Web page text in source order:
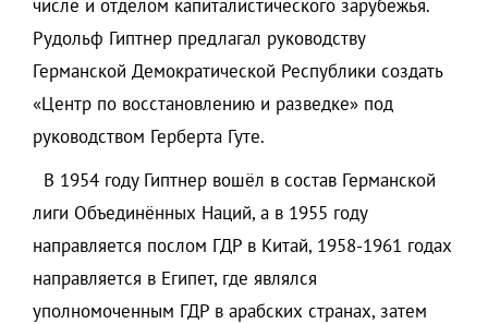
числе и отделом капиталистического зарубежья.
Рудольф Гиптнер предлагал руководству
Германской Демократической Республики создать
«Центр по восстановлению и разведке» под
руководством Герберта Гуте.
В 1954 году Гиптнер вошёл в состав Германской
лиги Объединённых Наций, а в 1955 году
направляется послом ГДР в Китай, 1958-1961 годах
направляется в Египет, где являлся
уполномоченным ГДР в арабских странах, затем